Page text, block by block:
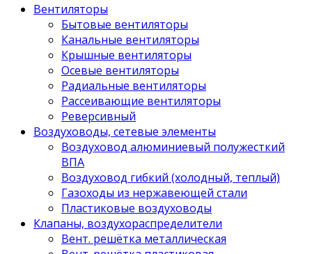
Вентиляторы
Бытовые вентиляторы
Канальные вентиляторы
Крышные вентиляторы
Осевые вентиляторы
Радиальные вентиляторы
Рассеивающие вентиляторы
Реверсивный
Воздуховоды, сетевые элементы
Воздуховод алюминиевый полужесткий
ВПА
Воздуховод гибкий (холодный, теплый)
Газоходы из нержавеющей стали
Пластиковые воздуховоды
Клапаны, воздухораспределители
Вент. решётка металлическая